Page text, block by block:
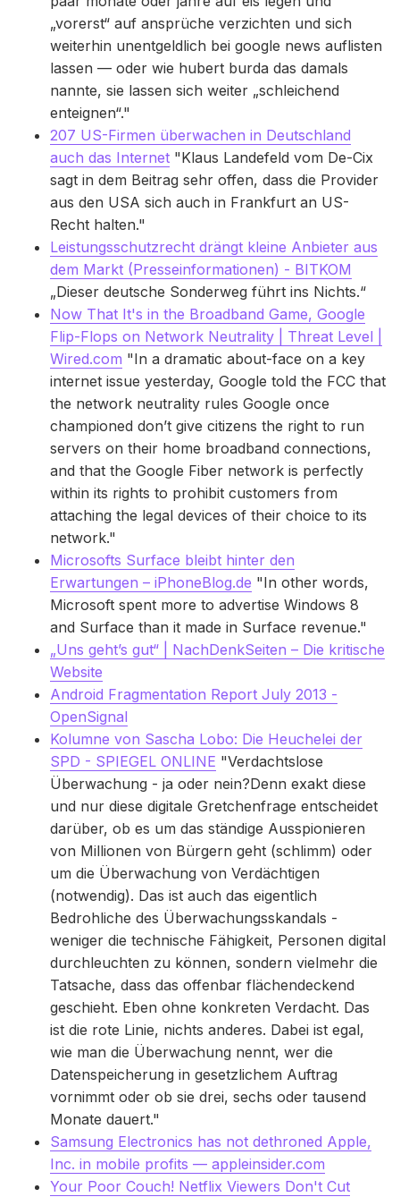
„vorerst“ auf ansprüche verzichten und sich
weiterhin unentgeldlich bei google news auflisten
lassen — oder wie hubert burda das damals
nannte, sie lassen sich weiter „schleichend
enteignen“."
207 US-Firmen überwachen in Deutschland
auch das Internet "Klaus Landefeld vom De-Cix
sagt in dem Beitrag sehr offen, dass die Provider
aus den USA sich auch in Frankfurt an US-
Recht halten."
Leistungsschutzrecht drängt kleine Anbieter aus
dem Markt (Presseinformationen) - BITKOM
„Dieser deutsche Sonderweg führt ins Nichts.“
Now That It's in the Broadband Game, Google
Flip-Flops on Network Neutrality | Threat Level |
Wired.com "In a dramatic about-face on a key
internet issue yesterday, Google told the FCC that
the network neutrality rules Google once
championed don’t give citizens the right to run
servers on their home broadband connections,
and that the Google Fiber network is perfectly
within its rights to prohibit customers from
attaching the legal devices of their choice to its
network."
Microsofts Surface bleibt hinter den
Erwartungen – iPhoneBlog.de "In other words,
Microsoft spent more to advertise Windows 8
and Surface than it made in Surface revenue."
„Uns geht’s gut“ | NachDenkSeiten – Die kritische
Website
Android Fragmentation Report July 2013 -
OpenSignal
Kolumne von Sascha Lobo: Die Heuchelei der
SPD - SPIEGEL ONLINE "Verdachtslose
Überwachung - ja oder nein?Denn exakt diese
und nur diese digitale Gretchenfrage entscheidet
darüber, ob es um das ständige Ausspionieren
von Millionen von Bürgern geht (schlimm) oder
um die Überwachung von Verdächtigen
(notwendig). Das ist auch das eigentlich
Bedrohliche des Überwachungsskandals -
weniger die technische Fähigkeit, Personen digital
durchleuchten zu können, sondern vielmehr die
Tatsache, dass das offenbar flächendeckend
geschieht. Eben ohne konkreten Verdacht. Das
ist die rote Linie, nichts anderes. Dabei ist egal,
wie man die Überwachung nennt, wer die
Datenspeicherung in gesetzlichem Auftrag
vornimmt oder ob sie drei, sechs oder tausend
Monate dauert."
Samsung Electronics has not dethroned Apple,
Inc. in mobile profits — appleinsider.com
Your Poor Couch! Netflix Viewers Don't Cut